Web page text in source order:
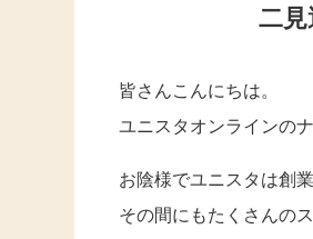
二
皆さんこんにちは。
ユニスタオンラインの
お陰様でユニスタは創
その間にもたくさんの